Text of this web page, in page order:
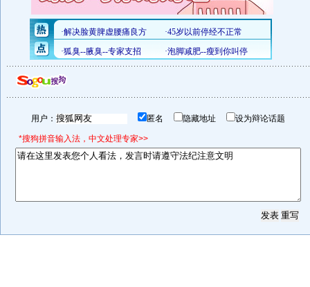
用户： 匿名 隐藏地址 设为辩论话题
*搜狗拼音输入法，中文处理专家>>